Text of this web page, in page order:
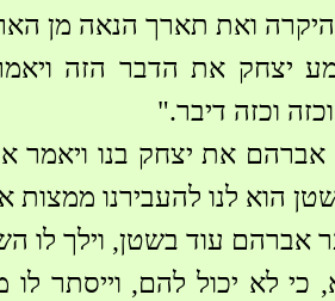
ואת תארך הנאה מן
יצחק את הדבר הזה
וכזה דיבר."
אברהם את יצחק בנו
הוא לנו להעבירנו ממצות
אברהם עוד בשטן, וילך לו
כי לא יכול להם, וייסתר